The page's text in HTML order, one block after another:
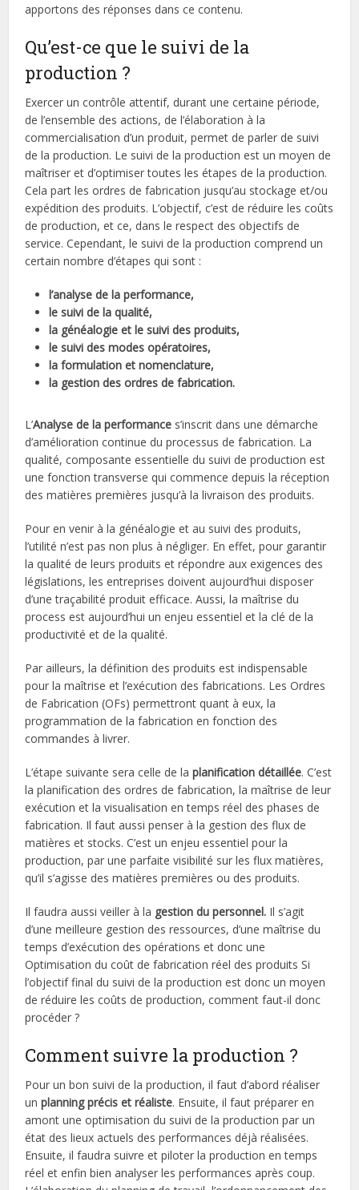
apportons des réponses dans ce contenu.
Qu’est-ce que le suivi de la
production ?
Exercer un contrôle attentif, durant une certaine période,
de l’ensemble des actions, de l’élaboration à la
commercialisation d’un produit, permet de parler de suivi
de la production. Le suivi de la production est un moyen de
maîtriser et d’optimiser toutes les étapes de la production.
Cela part les ordres de fabrication jusqu’au stockage et/ou
expédition des produits. L’objectif, c’est de réduire les coûts
de production, et ce, dans le respect des objectifs de
service. Cependant, le suivi de la production comprend un
certain nombre d’étapes qui sont :
l’analyse de la performance,
le suivi de la qualité,
la généalogie et le suivi des produits,
le suivi des modes opératoires,
la formulation et nomenclature,
la gestion des ordres de fabrication.
L’Analyse de la performance s’inscrit dans une démarche
d’amélioration continue du processus de fabrication. La
qualité, composante essentielle du suivi de production est
une fonction transverse qui commence depuis la réception
des matières premières jusqu’à la livraison des produits.
Pour en venir à la généalogie et au suivi des produits,
l’utilité n’est pas non plus à négliger. En effet, pour garantir
la qualité de leurs produits et répondre aux exigences des
législations, les entreprises doivent aujourd’hui disposer
d’une traçabilité produit efficace. Aussi, la maîtrise du
process est aujourd’hui un enjeu essentiel et la clé de la
productivité et de la qualité.
Par ailleurs, la définition des produits est indispensable
pour la maîtrise et l’exécution des fabrications. Les Ordres
de Fabrication (OFs) permettront quant à eux, la
programmation de la fabrication en fonction des
commandes à livrer.
L’étape suivante sera celle de laplanification détaillée. C’est
la planification des ordres de fabrication, la maîtrise de leur
exécution et la visualisation en temps réel des phases de
fabrication. Il faut aussi penser à la gestion des flux de
matières et stocks. C’est un enjeu essentiel pour la
production, par une parfaite visibilité sur les flux matières,
qu’il s’agisse des matières premières ou des produits.
Il faudra aussi veiller à la gestion du personnel. Il s’agit
d’une meilleure gestion des ressources, d’une maîtrise du
temps d’exécution des opérations et donc une
Optimisation du coût de fabrication réel des produits Si
l’objectif final du suivi de la production est donc un moyen
de réduire les coûts de production, comment faut-il donc
procéder ?
Comment suivre la production ?
Pour un bon suivi de la production, il faut d’abord réaliser
unplanning précis et réaliste. Ensuite, il faut préparer en
amont une optimisation du suivi de la production par un
état des lieux actuels des performances déjà réalisées.
Ensuite, il faudra suivre et piloter la production en temps
réel et enfin bien analyser les performances après coup.